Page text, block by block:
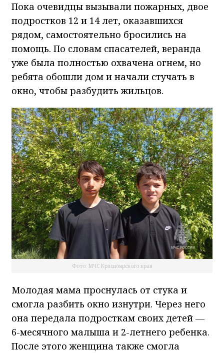
Пока очевидцы вызывали пожарных, двое
подростков 12 и 14 лет, оказавшихся
рядом, самостоятельно бросились на
помощь. По словам спасателей, веранда
уже была полностью охвачена огнем, но
ребята обошли дом и начали стучать в
окно, чтобы разбудить жильцов.
Фото: МЧС Красноярского края
Молодая мама проснулась от стука и
смогла разбить окно изнутри. Через него
она передала подросткам своих детей —
6-месячного малыша и 2-летнего ребенка.
После этого женщина также смогла